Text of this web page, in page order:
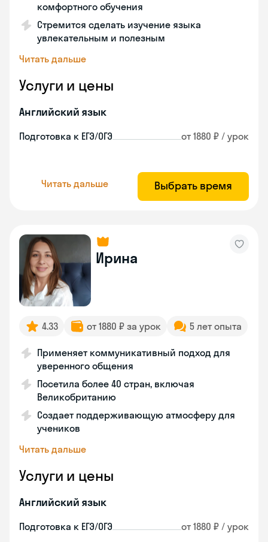
комфортного обучения
Стремится сделать изучение языка
увлекательным и полезным
Читать дальше
Услуги и цены
Английский язык
Подготовка к ЕГЭ/ОГЭ от 1880 ₽ / урок
Читать дальше Выбрать время
Ирина
4.33 от 1880 ₽ за урок 5 лет опыта
Применяет коммуникативный подход для
уверенного общения
Посетила более 40 стран, включая
Великобританию
Создает поддерживающую атмосферу для
учеников
Читать дальше
Услуги и цены
Английский язык
Подготовка к ЕГЭ/ОГЭ от 1880 ₽ / урок